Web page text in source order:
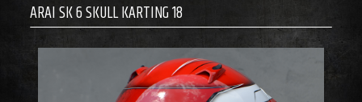
ARAI SK 6 SKULL KARTING 18